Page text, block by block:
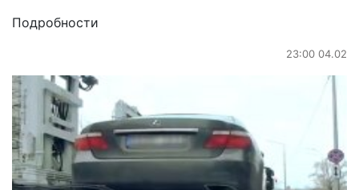
Подробности
23:00 04.02